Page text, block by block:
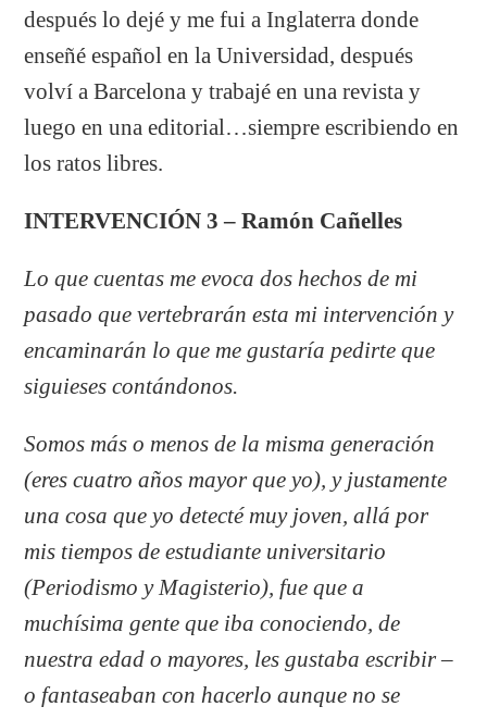
después lo dejé y me fui a Inglaterra donde
enseñé español en la Universidad, después
volví a Barcelona y trabajé en una revista y
luego en una editorial…siempre escribiendo en
los ratos libres.
INTERVENCIÓN 3 – Ramón Cañelles
Lo que cuentas me evoca dos hechos de mi
pasado que vertebrarán esta mi intervención y
encaminarán lo que me gustaría pedirte que
siguieses contándonos.
Somos más o menos de la misma generación
(eres cuatro años mayor que yo), y justamente
una cosa que yo detecté muy joven, allá por
mis tiempos de estudiante universitario
(Periodismo y Magisterio), fue que a
muchísima gente que iba conociendo, de
nuestra edad o mayores, les gustaba escribir –
o fantaseaban con hacerlo aunque no se